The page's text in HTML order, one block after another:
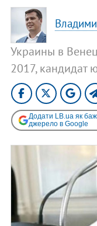
Украины в
2017, кандидат
Додати LB.ua як
джерело в Google